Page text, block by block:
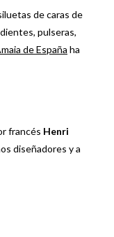
de caras de
pulseras,
de España ha
francés Henri
diseñadores y a